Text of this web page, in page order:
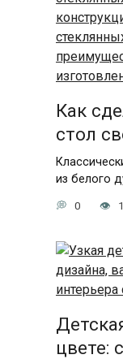
Как
стол
из белого
0
цвете: